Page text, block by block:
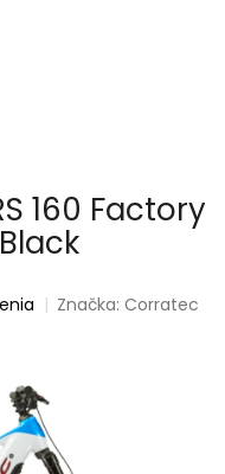
160 Factory
Značka:Corratec